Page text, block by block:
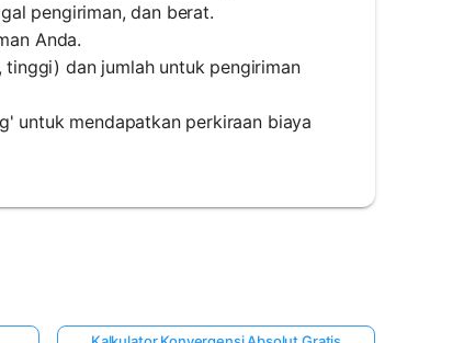
pengiriman, dan berat.
Anda.
tinggi) dan jumlah untuk pengiriman
untuk mendapatkan perkiraan biaya